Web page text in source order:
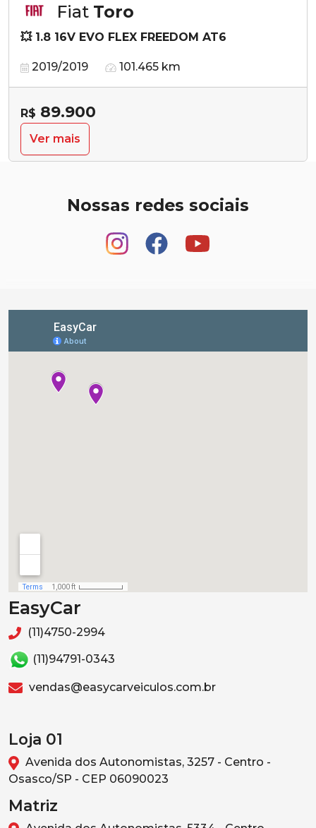
Fiat Toro
💥 1.8 16V EVO FLEX FREEDOM AT6
2019/2019 101.465 km
R$ 89.900
Ver mais
Nossas redes sociais
EasyCar
(11)4750-2994
(11)94791-0343
vendas@easycarveiculos.com.br
Loja 01
Avenida dos Autonomistas, 3257 - Centro -
Osasco/SP - CEP 06090023
Matriz